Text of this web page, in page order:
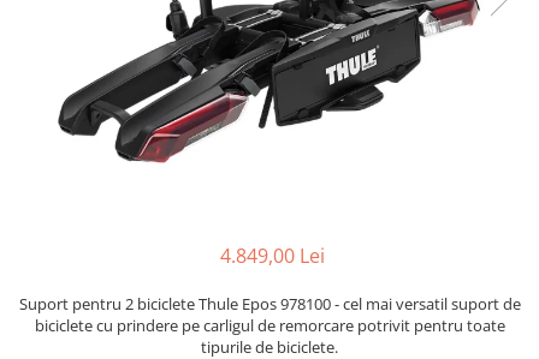
Cuvete (headset)
Frâne
Frâne pe jantă
Discuri (rotoare)
Frâne pe disc
Furci
Produse întreținere
Scaune copii
Scule și dispozitive
Suporți și portbagaje auto4.849,00 Lei
Suport pentru 2 biciclete Thule Epos 978100 - cel mai versatil suport de
biciclete cu prindere pe carligul de remorcare potrivit pentru toate
tipurile de biciclete.